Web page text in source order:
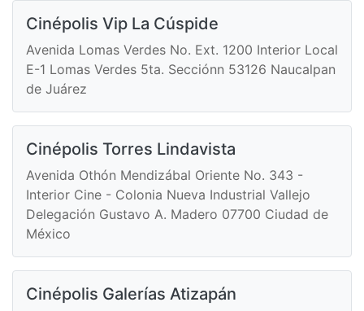
Cinépolis Vip La Cúspide
Avenida Lomas Verdes No. Ext. 1200 Interior Local
E-1 Lomas Verdes 5ta. Secciónn 53126 Naucalpan
de Juárez
Cinépolis Torres Lindavista
Avenida Othón Mendizábal Oriente No. 343 -
Interior Cine - Colonia Nueva Industrial Vallejo
Delegación Gustavo A. Madero 07700 Ciudad de
México
Cinépolis Galerías Atizapán